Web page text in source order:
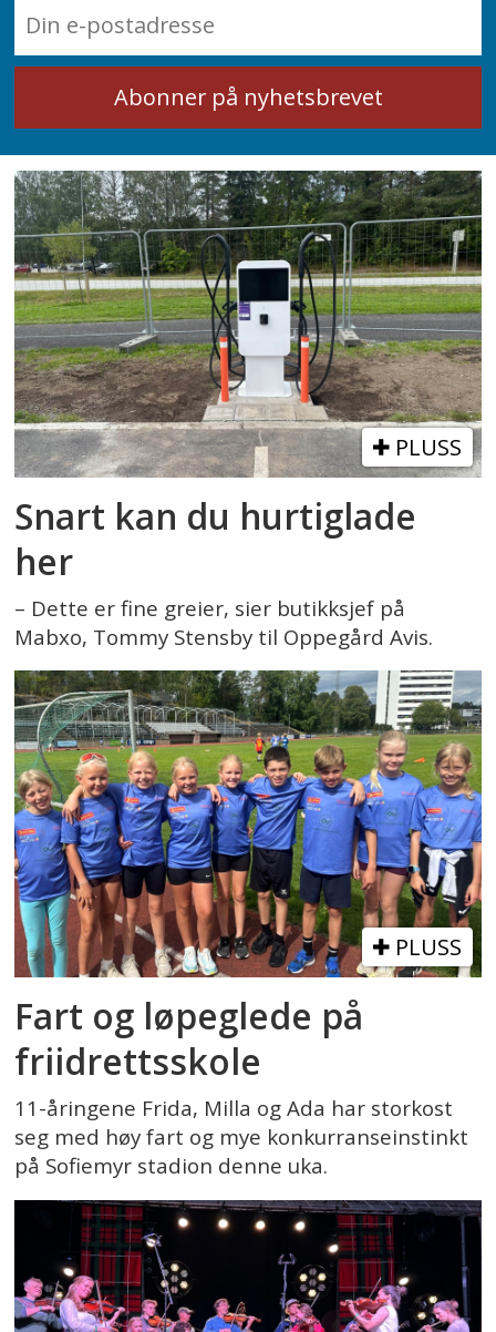
PLUSS
Snart kan du hurtiglade
her
– Dette er fine greier, sier butikksjef på
Mabxo, Tommy Stensby til Oppegård Avis.
PLUSS
Fart og løpeglede på
friidrettsskole
11-åringene Frida, Milla og Ada har storkost
seg med høy fart og mye konkurranseinstinkt
på Sofiemyr stadion denne uka.